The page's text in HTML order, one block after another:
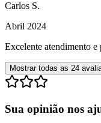
Carlos S.
Abril 2024
Excelente atendimento e
Mostrar todas as 24
Sua opinião nos